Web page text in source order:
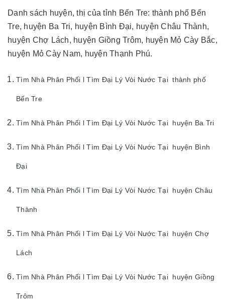
Danh sách huyện, thị của tỉnh Bến Tre: thành phố Bến
Tre, huyện Ba Tri, huyện Bình Đại, huyện Châu Thành,
huyện Chợ Lách, huyện Giồng Trôm, huyện Mỏ Cày Bắc,
huyện Mỏ Cày Nam, huyện Thạnh Phú.
Tìm Nhà Phân Phối l Tìm Đại Lý Vòi Nước Tại thành phố
Bến Tre
Tìm Nhà Phân Phối l Tìm Đại Lý Vòi Nước Tại huyện Ba Tri
Tìm Nhà Phân Phối l Tìm Đại Lý Vòi Nước Tại huyện Bình
Đại
Tìm Nhà Phân Phối l Tìm Đại Lý Vòi Nước Tại huyện Châu
Thành
Tìm Nhà Phân Phối l Tìm Đại Lý Vòi Nước Tại huyện Chợ
Lách
Tìm Nhà Phân Phối l Tìm Đại Lý Vòi Nước Tại huyện Giồng
Trôm